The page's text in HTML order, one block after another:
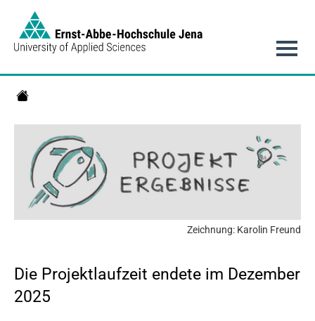
Zeichnung: Karolin Freund
Die Projektlaufzeit endete im Dezember
2025